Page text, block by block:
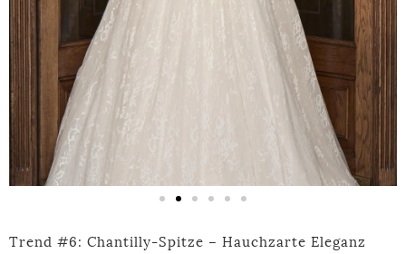
Trend #6: Chantilly-Spitze – Hauchzarte Eleganz